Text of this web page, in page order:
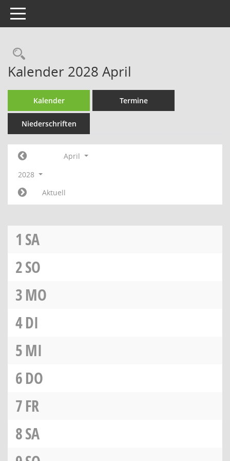
Toggle navigation
Rechercheauswahl
Kalender 2028 April
Kalender Termine
Niederschriften
April
2028
Aktuell
1 SA
2SO
3MO
4DI
5MI
6DO
7FR
8SA